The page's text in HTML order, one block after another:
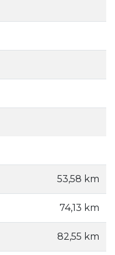
53,58 km
74,13 km
82,55 km